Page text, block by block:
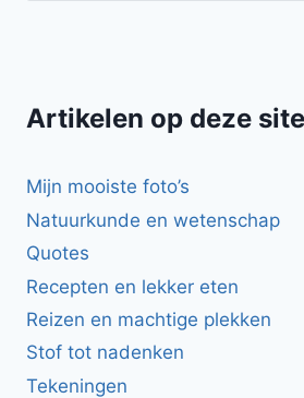
Artikelen op deze site
Mijn mooiste foto’s
Natuurkunde en wetenschap
Quotes
Recepten en lekker eten
Reizen en machtige plekken
Stof tot nadenken
Tekeningen